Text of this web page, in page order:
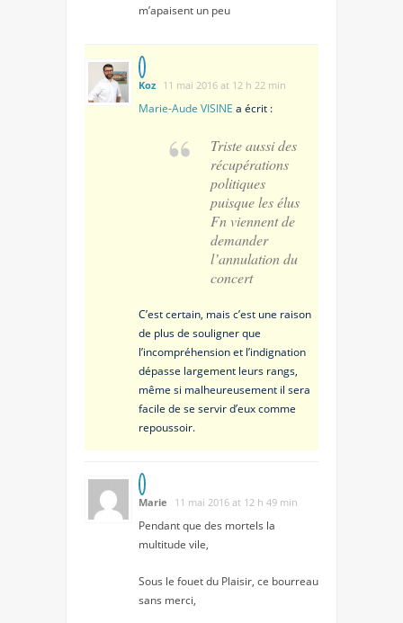
m’apaisent un peu
Koz 11 mai 2016 at 12 h 22 min
Marie-Aude VISINE a écrit :
Triste aussi des
récupérations
politiques
puisque les élus
Fn viennent de
demander
l’annulation du
concert
C’est certain, mais c’est une raison
de plus de souligner que
l’incompréhension et l’indignation
dépasse largement leurs rangs,
même si malheureusement il sera
facile de se servir d’eux comme
repoussoir.
Marie 11 mai 2016 at 12 h 49 min
Pendant que des mortels la
multitude vile,
Sous le fouet du Plaisir, ce bourreau
sans merci,